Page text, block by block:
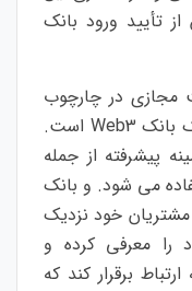
تأیید ورود بانک
مجازی در چارچوب
روندهای دیجیتالی برای تبدیل به یک بانک Web3 است.
پیشرفته از جمله
می شود. و بانک
خود نزدیک
معرفی کرده و
برقرار کند که